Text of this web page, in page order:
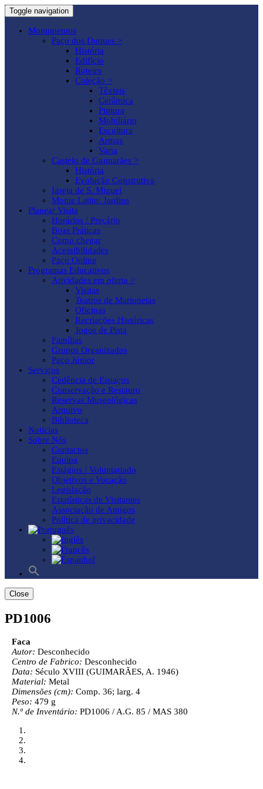
Toggle navigation
Monumentos
Paço dos Duques >
História
Edifício
Roteiro
Coleção >
Têxteis
Cerâmica
Pintura
Mobiliário
Escultura
Armas
Varia
Castelo de Guimarães >
História
Evolução Construtiva
Igreja de S. Miguel
Monte Latito: Jardins
Planear Visita
Horários / Preçário
Boas Práticas
Como chegar
Acessibilidades
Paço Online
Programas Educativos
Atividades em oferta >
Visitas
Teatros de Marionetas
Oficinas
Recriações Históricas
Jogos de Pista
Famílias
Grupos Organizados
Paço Júnior
Serviços
Cedência de Espaços
Conservação e Restauro
Reservas Museológicas
Arquivo
Biblioteca
Notícias
Sobre Nós
Contactos
Equipa
Estágios / Voluntariado
Objetivos e Vocação
Legislação
Estatísticas de Visitantes
Associação de Amigos
Política de privacidade
Search
for:
Search Button
Close
PD1006
Faca
Autor: Desconhecido
Centro de Fabrico: Desconhecido
Data: Século XVIII (GUIMARÃES, A. 1946)
Material: Metal
Dimensões (cm): Comp. 36; larg. 4
Peso: 479 g
N.º de Inventário: PD1006 / A.G. 85 / MAS 380